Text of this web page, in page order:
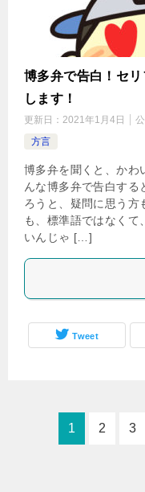
博多弁で告白！セ
します！
更新日： 2021年1月4日
方言
博多弁を聞くと、かわ
んな博多弁で告白する
ろうと、疑問に思う方
も、標準語ではなくて
いんじゃ […]
Tweet
1 2 3